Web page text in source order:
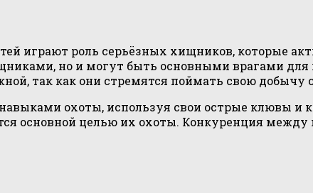
играют роль серьёзных хищников, которые
но и могут быть основными врагами
так как они стремятся поймать свою добычу
охоты, используя свои острые клювы и
основной целью их охоты. Конкуренция